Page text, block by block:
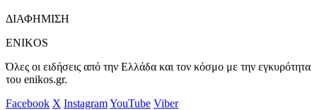
ΔΙΑΦΗΜΙΣΗ
ENIKOS
Όλες οι ειδήσεις από την Ελλάδα και τον κόσμο με την εγκυρότητα
του enikos.gr.
Facebook X InstagramYouTube Viber